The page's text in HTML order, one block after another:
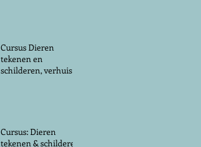
Cursus Dieren
tekenen en
schilderen, verhuist
Cursus: Dieren
tekenen & schilderen